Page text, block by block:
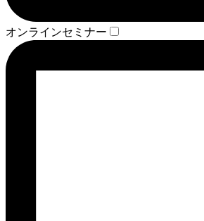
オンラインセミナー